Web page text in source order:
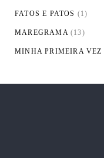
FATOS E PATOS (1)
MAREGRAMA(13)
MINHA PRIMEIRA VEZ